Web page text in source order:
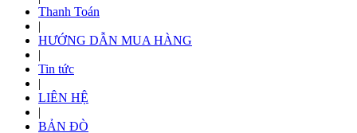
Thanh Toán
|
HƯỚNG DẪN MUA HÀNG
|
Tin tức
|
LIÊN HỆ
|
BẢN ĐÒ